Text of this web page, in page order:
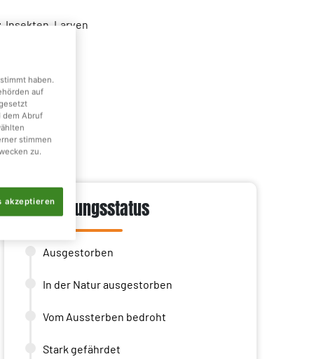
Insekten, Larven
- 53 cm
Gefährdungsstatus
Ausgestorben
In der Natur ausgestorben
Vom Aussterben bedroht
Stark gefährdet
haben.
auf
dem Abruf
stimmen
zu.
akzeptieren